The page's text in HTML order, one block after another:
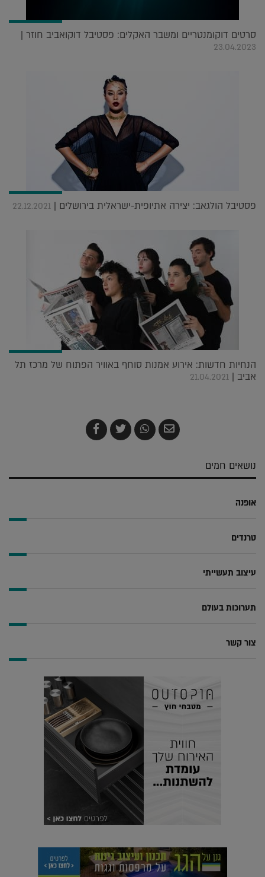
סרטים דוקומנטריים ומשבר האקלים: פסטיבל דוקואביב חוזר |
23.04.2023
פסטיבל הולגאב: יצירה אתיופית-ישראלית בירושלים | 22.12.2021
הנחיות חדשות: אירוע אמנות סוחף באוויר הפתוח של מרכז תל
אביב | 21.04.2021
שלח
בדואר
שתף
ב-
צייץ
ב-
שתף
ב-
נושאים חמים
אופנה
טרנדים
עיצוב תעשייתי
תערוכות בעולם
צור קשר